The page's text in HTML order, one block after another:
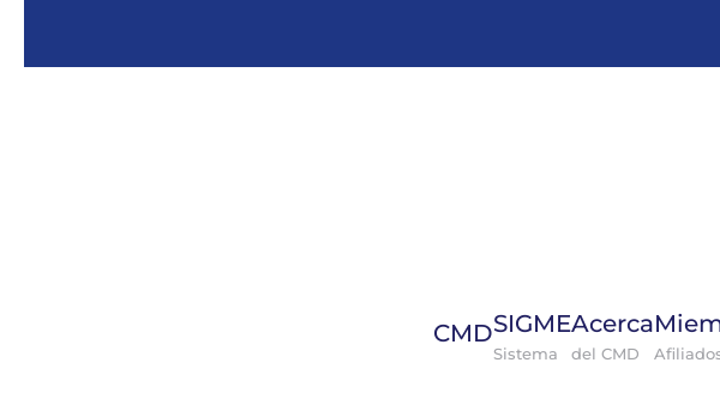
CMDSIGME
Sistema
Acerca
del CMD